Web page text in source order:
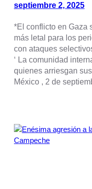
septiembre 2, 2025
*El conflicto en Gaza
más letal para los
con ataques
‘ La comunidad
quienes arriesgan
México , 2 de